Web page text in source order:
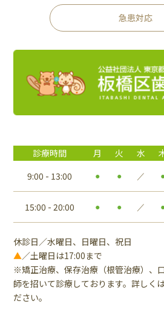
急患対応
診療時間 月 火 水
9:00 - 13:00
● ● ／
15:00 - 20:00 ● ● ／
休診日／水曜日、日曜日、祝日
▲／土曜日は17:00まで
※矯正治療、保存治療（根管治療）、
師を招いて診療しております。詳しく
ださい。